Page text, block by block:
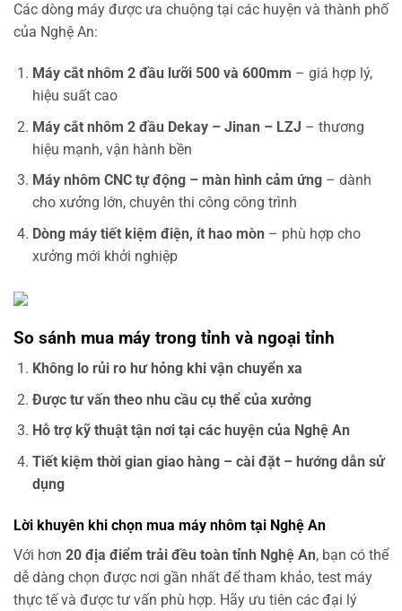
Các dòng máy được ưa chuộng tại các huyện và thành phố
của Nghệ An:
Máy cắt nhôm 2 đầu lưỡi 500 và 600mm – giá hợp lý,
hiệu suất cao
Máy cắt nhôm 2 đầu Dekay – Jinan – LZJ – thương
hiệu mạnh, vận hành bền
Máy nhôm CNC tự động – màn hình cảm ứng– dành
cho xưởng lớn, chuyên thi công công trình
Dòng máy tiết kiệm điện, ít hao mòn – phù hợp cho
xưởng mới khởi nghiệp
So sánh mua máy trong tỉnh và ngoại tỉnh
Không lo rủi ro hư hỏng khi vận chuyển xa
Được tư vấn theo nhu cầu cụ thể của xưởng
Hỗ trợ kỹ thuật tận nơi tại các huyện của Nghệ An
Tiết kiệm thời gian giao hàng – cài đặt – hướng dẫn sử
dụng
Lời khuyên khi chọn mua máy nhôm tại Nghệ An
Với hơn 20 địa điểm trải đều toàn tỉnh Nghệ An, bạn có thể
dễ dàng chọn được nơi gần nhất để tham khảo, test máy
thực tế và được tư vấn phù hợp. Hãy ưu tiên các đại lý